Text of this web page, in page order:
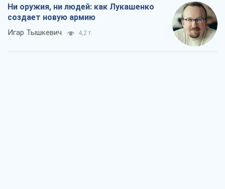
Ни оружия, ни людей: как Лукашенко
создает новую армию
Игар Тышкевич 4,2 т.